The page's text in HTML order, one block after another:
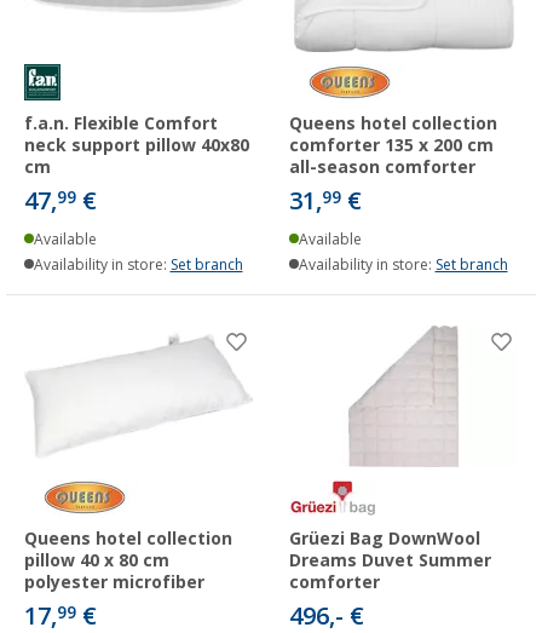
f.a.n. Flexible Comfort
neck support pillow 40x80
cm
47,99 €
Available
Availability in store: Set branch
Queens hotel collection
comforter 135 x 200 cm
all-season comforter
31,99 €
Available
Availability in store: Set branch
Queens hotel collection
pillow 40 x 80 cm
polyester microfiber
17,99 €
Grüezi Bag DownWool
Dreams Duvet Summer
comforter
496,- €